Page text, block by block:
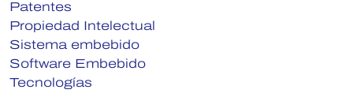
Patentes
Propiedad Intelectual
Sistema embebido
Software Embebido
Tecnologías